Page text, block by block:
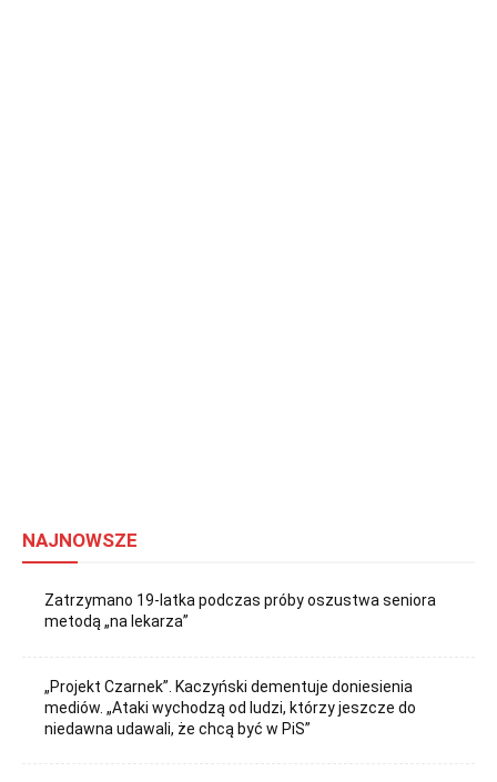
NAJNOWSZE
Zatrzymano 19-latka podczas próby oszustwa seniora
metodą „na lekarza”
„Projekt Czarnek”. Kaczyński dementuje doniesienia
mediów. „Ataki wychodzą od ludzi, którzy jeszcze do
niedawna udawali, że chcą być w PiS”